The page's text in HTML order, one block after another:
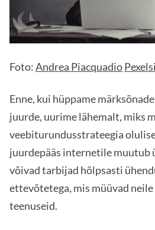
Foto:Andrea Piacquadio
Enne, kui hüppame
juurde, uurime lähemalt, miks
veebiturundusstrateegia
juurdepääs internetile muutub
võivad tarbijad hõlpsasti
ettevõtetega, mis müüvad
teenuseid.